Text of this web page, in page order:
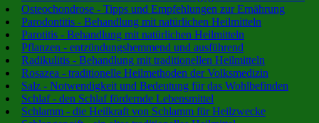
Osteochondrose - Tipps und Empfehlungen zur Ernährung
Parodontitis - Behandlung mit natürlichen Heilmitteln
Parotitis - Behandlung mit natürlichen Heilmitteln
Pflanzen - entzündungshemmend und ausführend
Radikulitis - Behandlung mit traditionellen Heilmitteln
Rosazea - traditionelle Heilmethoden der Volksmedizin
Salz - Notwendigkeit und Bedeutung für das Wohlbefinden
Schlaf - den Schlaf fördernde Lebensmittel
Schlamm - die Heilkraft von Schlamm für Heilzwecke